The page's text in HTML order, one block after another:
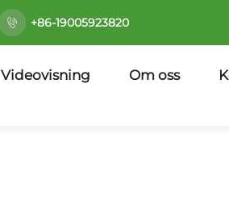
+86-19005923820
Videovisning Om oss